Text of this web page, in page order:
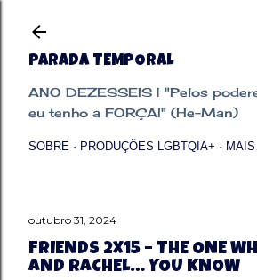
PARADA TEMPORAL
ANO DEZESSEIS | "Pelos
eu tenho a FORÇA!" (He-Man)
SOBRE PRODUÇÕES LGBTQIA+
outubro 31, 2024
FRIENDS 2X15 – THE ONE
AND RACHEL… YOU KNOW